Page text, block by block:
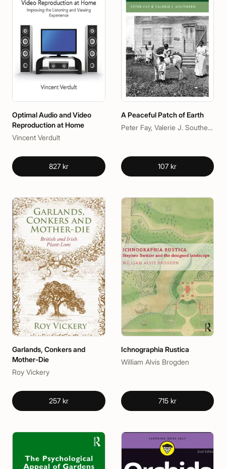
Optimal Audio and Video
Reproduction at Home
Vincent Verdult
827 kr
A Peaceful Patch of Earth
Peter Fay, Valerie J. Southern
107 kr
Garlands, Conkers and
Mother-Die
Roy Vickery
257 kr
Ichnographia Rustica
William Alvis Brogden
715 kr